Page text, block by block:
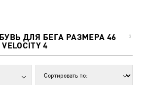
ДЛЯ БЕГА РАЗМЕРА 46
4
3